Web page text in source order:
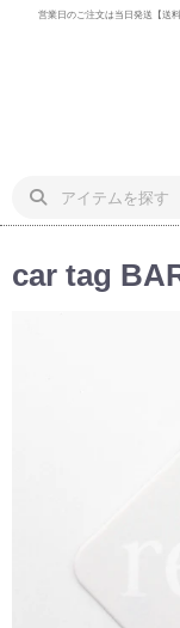
営業日のご注文は当日発送【送
car tag